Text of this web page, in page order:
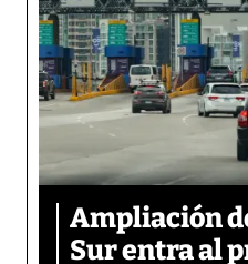
Ampliación
Sur entra al